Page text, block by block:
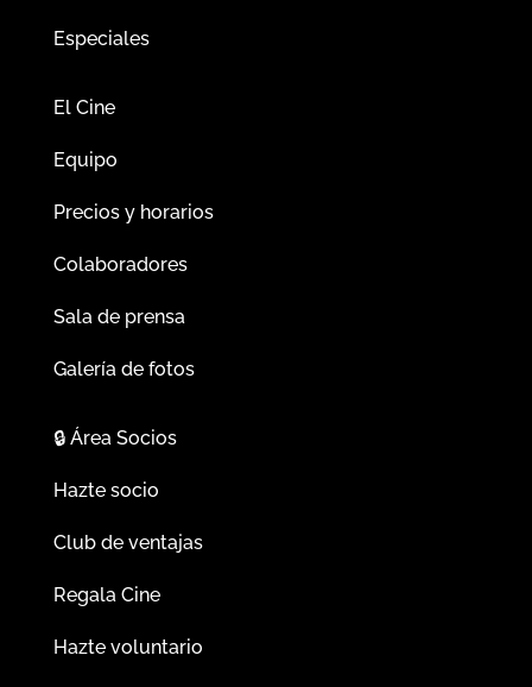
Especiales
El Cine
Equipo
Precios y horarios
Colaboradores
Sala de prensa
Galería de fotos
🔒Área Socios
Hazte socio
Club de ventajas
Regala Cine
Hazte voluntario